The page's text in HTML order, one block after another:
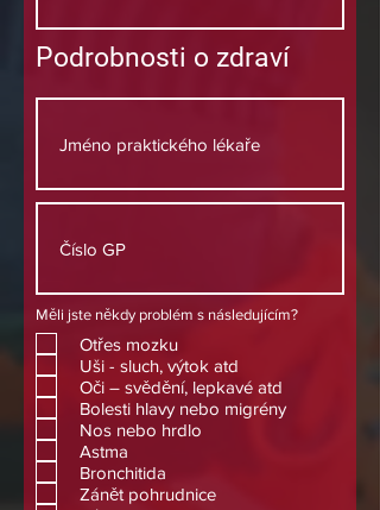
Podrobnosti o zdraví
Měli jste někdy problém s následujícím?
Otřes mozku
Uši - sluch, výtok atd
Oči – svědění, lepkavé atd
Bolesti hlavy nebo migrény
Nos nebo hrdlo
Astma
Bronchitida
Zánět pohrudnice